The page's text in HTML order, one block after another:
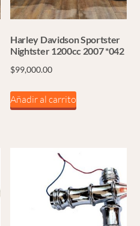
Harley Davidson Sportster
Nightster 1200cc 2007 *042
$99,000.00
Añadir al carrito